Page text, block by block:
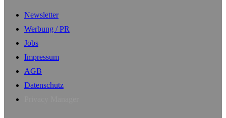
Newsletter
Werbung / PR
Jobs
Impressum
AGB
Datenschutz